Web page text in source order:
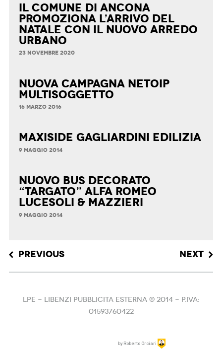
Il Comune di Ancona
promoziona l’arrivo del
Natale con il nuovo arredo
urbano
23 NOVEMBRE 2020
Nuova Campagna Netoip
Multisoggetto
16 MARZO 2016
maxiside Gagliardini Edilizia
9 MAGGIO 2014
nuovo bus decorato
“targato” Alfa Romeo
LUCESOLI & MAZZIERI
9 MAGGIO 2014
Post navigation
PREVIOUS NEXT
LPE - Libenzi Pubblicita Esterna © 2014 - P.IVA:
01593760422
by Roberto Orciari